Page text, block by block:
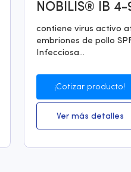
NOBILIS® IB 4-
contiene virus activo
embriones de pollo
Infecciosa...
¡Cotizar producto!
Ver más detalles